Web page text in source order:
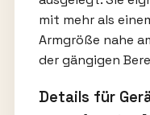
mit mehr als
Armgröße nahe
der gängigen
Details für